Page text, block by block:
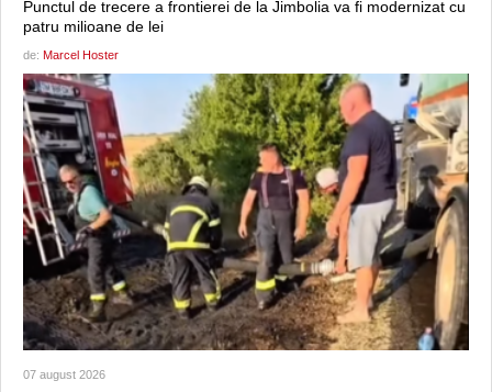
Punctul de trecere a frontierei de la Jimbolia va fi modernizat cu
patru milioane de lei
de: Marcel Hoster
07 august 2026